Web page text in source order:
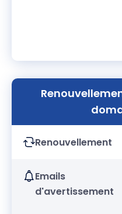
Renouvellement
Emails
d'avertissement